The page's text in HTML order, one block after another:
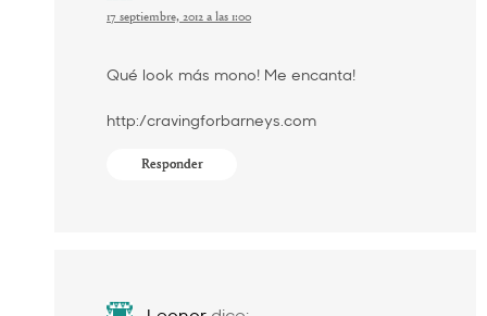
17 septiembre, 2012 a las 1:00
Qué look más mono! Me encanta!
http:/cravingforbarneys.com
Responder